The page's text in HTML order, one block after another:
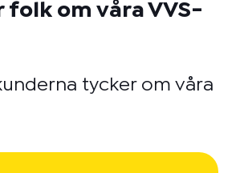
folk om våra VVS-
tycker om våra